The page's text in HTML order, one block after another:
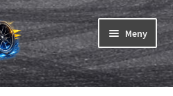
Meny